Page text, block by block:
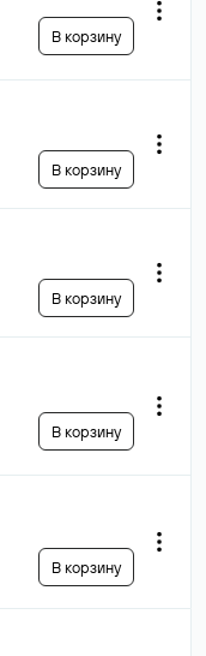
В корзину
В корзину
В корзину
В корзину
В корзину